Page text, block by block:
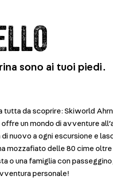
sono ai tuoi piedi.
tutta da scoprire: Skiworld
un mondo di avventure
nuovo a ogni escursione e
mozzafiato delle 80 cime oltre
o una famiglia con
personale!